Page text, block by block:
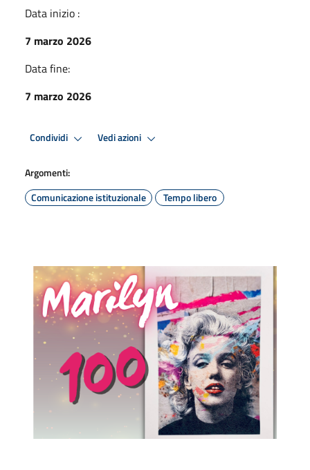
Data inizio :
7 marzo 2026
Data fine:
7 marzo 2026
Condividi Vedi azioni
Argomenti:
Comunicazione istituzionale
Tempo libero